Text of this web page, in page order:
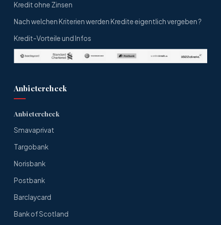
Kredit ohne Zinsen
Nach welchen Kriterien werden Kredite eigentlich vergeben ?
Kredit-Vorteile und Infos
Anbietercheck
Anbietercheck
Smavaprivat
Targobank
Norisbank
Postbank
Barclaycard
Bank of Scotland